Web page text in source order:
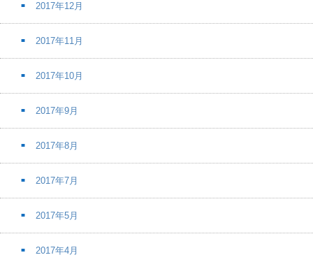
2017年12月
2017年11月
2017年10月
2017年9月
2017年8月
2017年7月
2017年5月
2017年4月